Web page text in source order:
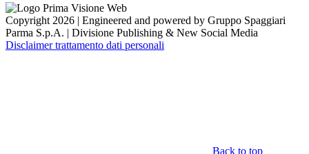
Copyright 2026 | Engineered and powered by Gruppo Spaggiari
Parma S.p.A. | Divisione Publishing & New Social Media
Disclaimer trattamento dati personali
Back to top